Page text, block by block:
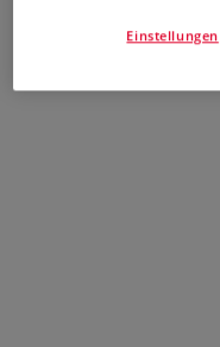
Das LYRA Skizzenset
Skizzenutensilien.
Einstellungen